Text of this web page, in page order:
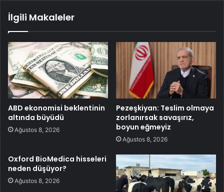
İlgili Makaleler
ABD ekonomisi beklentinin
altında büyüdü
Ağustos 8, 2026
Pezeşkiyan: Teslim olmaya
zorlanırsak savaşırız,
boyun eğmeyiz
Ağustos 8, 2026
Oxford BioMedica hisseleri
neden düşüyor?
Ağustos 8, 2026